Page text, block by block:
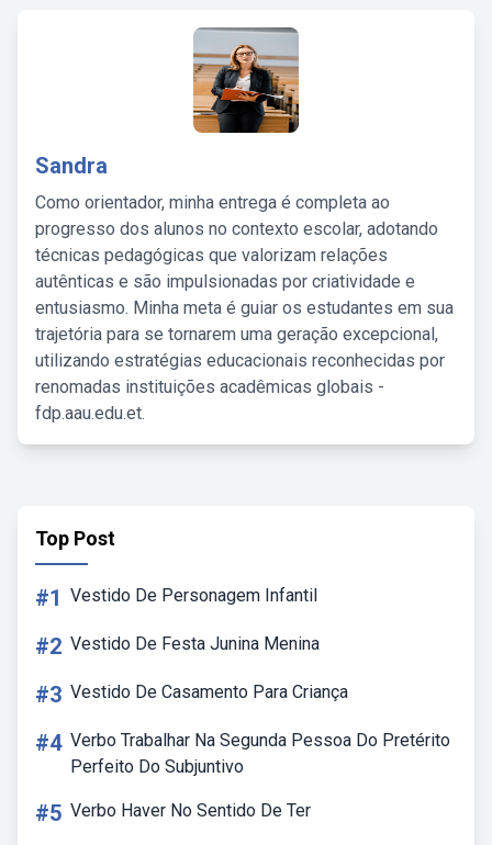
Sandra
Como orientador, minha entrega é completa ao
progresso dos alunos no contexto escolar, adotando
técnicas pedagógicas que valorizam relações
autênticas e são impulsionadas por criatividade e
entusiasmo. Minha meta é guiar os estudantes em sua
trajetória para se tornarem uma geração excepcional,
utilizando estratégias educacionais reconhecidas por
renomadas instituições acadêmicas globais -
fdp.aau.edu.et.
Top Post
#1 Vestido De Personagem Infantil
#2 Vestido De Festa Junina Menina
#3 Vestido De Casamento Para Criança
#4 Verbo Trabalhar Na Segunda Pessoa Do Pretérito
Perfeito Do Subjuntivo
#5 Verbo Haver No Sentido De Ter